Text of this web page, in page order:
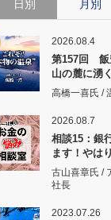
日別 月別
2026.08.4
第157回 飯
山の麓に湧
高橋一喜氏 /
2026.08.7
相談15：銀
ます！やは
古山喜章氏 /
社長
2023.07.26